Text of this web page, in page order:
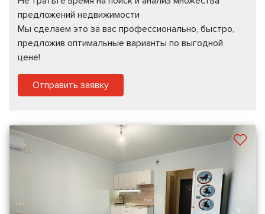
предложений недвижимости
Мы сделаем это за вас профессионально, быстро,
предложив оптимальные варианты по выгодной
цене!
Отправить заявку